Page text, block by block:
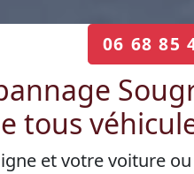
06 68 85
tous
et votre voiture